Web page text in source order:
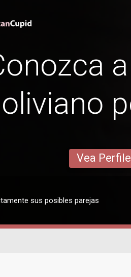
Vea
sus posibles parejas